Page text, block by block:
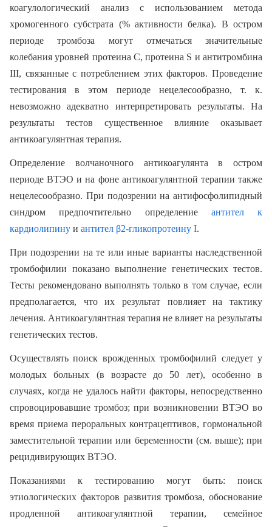
коагулологический анализ с использованием метода
хромогенного субстрата (% активности белка). В остром
периоде тромбоза могут отмечаться значительные
колебания уровней протеина С, протеина S и антитромбина
III, связанные с потреблением этих факторов. Проведение
тестирования в этом периоде нецелесообразно, т. к.
невозможно адекватно интерпретировать результаты. На
результаты тестов существенное влияние оказывает
антикоагулянтная терапия.
Определение волчаночного антикоагулянта в остром
периоде ВТЭО и на фоне антикоагулянтной терапии также
нецелесообразно. При подозрении на антифосфолипидный
синдром предпочтительно определение антителк
кардиолипину и антител β2-гликопротеину I.
При подозрении на те или иные варианты наследственной
тромбофилии показано выполнение генетических тестов.
Тесты рекомендовано выполнять только в том случае, если
предполагается, что их результат повлияет на тактику
лечения. Антикоагулянтная терапия не влияет на результаты
генетических тестов.
Осуществлять поиск врожденных тромбофилий следует у
молодых больных (в возрасте до 50 лет), особенно в
случаях, когда не удалось найти факторы, непосредственно
спровоцировавшие тромбоз; при возникновении ВТЭО во
время приема пероральных контрацептивов, гормональной
заместительной терапии или беременности (см. выше); при
рецидивирующих ВТЭО.
Показаниями к тестированию могут быть: поиск
этиологических факторов развития тромбоза, обоснование
продленной антикоагулянтной терапии, семейное